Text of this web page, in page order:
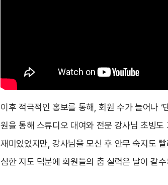
이후 적극적인 홍보를 통해, 회원 수가 늘어나 ‘
원을 통해 스튜디오 대여와 전문 강사님 초빙
재미있었지만, 강사님을 모신 후 안무 숙지도
심한 지도 덕분에 회원들의 춤 실력은 날이 갈